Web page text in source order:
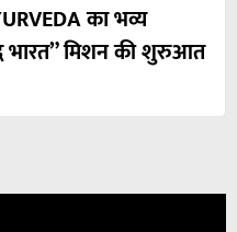
का भव्य
भारत” मिशन की शुरुआत